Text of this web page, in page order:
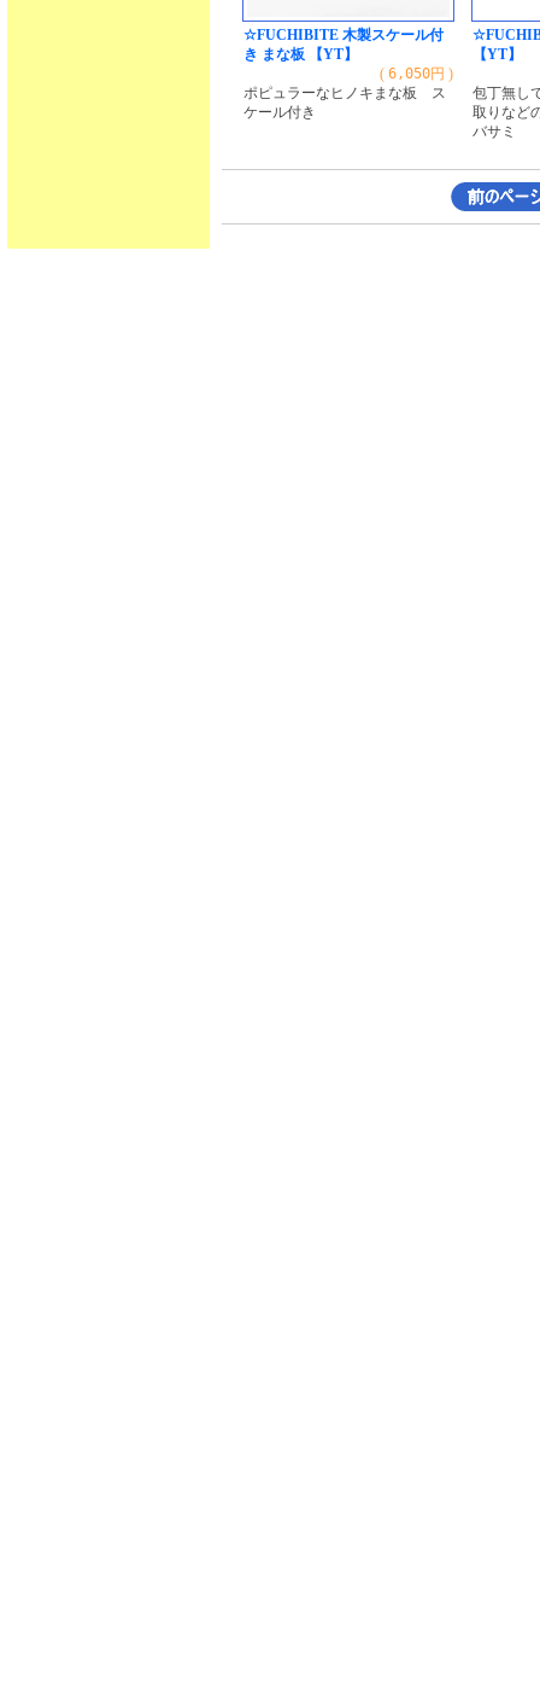
☆FUCHIBITE 木製スケール付
き まな板 【YT】
( 6,050円 )
ポピュラーなヒノキまな板 ス
ケール付き
【YT】
包丁無し
取りなど
バサミ